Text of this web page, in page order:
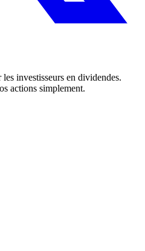
investisseurs en dividendes.
actions simplement.